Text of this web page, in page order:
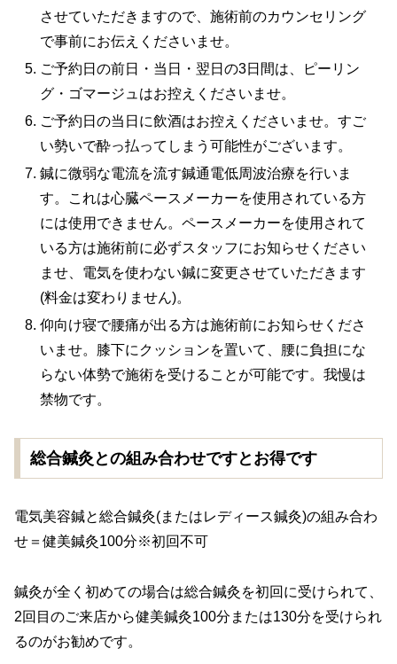
させていただきますので、施術前のカウンセリング
で事前にお伝えくださいませ。
ご予約日の前日・当日・翌日の3日間は、ピーリン
グ・ゴマージュはお控えくださいませ。
ご予約日の当日に飲酒はお控えくださいませ。すご
い勢いで酔っ払ってしまう可能性がございます。
鍼に微弱な電流を流す鍼通電低周波治療を行いま
す。これは心臓ペースメーカーを使用されている方
には使用できません。ペースメーカーを使用されて
いる方は施術前に必ずスタッフにお知らせください
ませ、電気を使わない鍼に変更させていただきます
(料金は変わりません)。
仰向け寝で腰痛が出る方は施術前にお知らせくださ
いませ。膝下にクッションを置いて、腰に負担にな
らない体勢で施術を受けることが可能です。我慢は
禁物です。
総合鍼灸との組み合わせですとお得です
電気美容鍼と総合鍼灸(またはレディース鍼灸)の組み合わ
せ＝健美鍼灸100分※初回不可
鍼灸が全く初めての場合は総合鍼灸を初回に受けられて、
2回目のご来店から健美鍼灸100分または130分を受けられ
るのがお勧めです。